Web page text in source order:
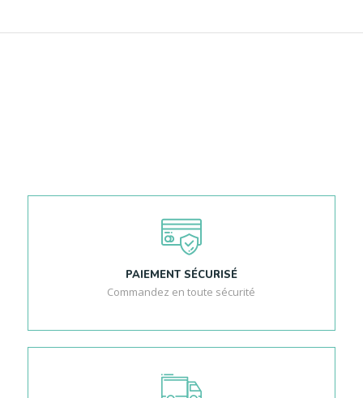
PAIEMENT SÉCURISÉ
Commandez en toute sécurité